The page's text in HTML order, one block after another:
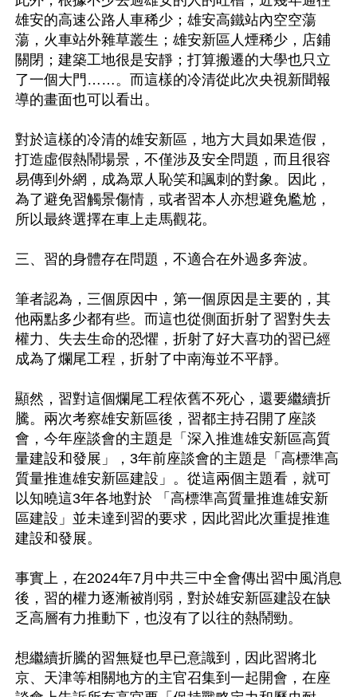
雄安的高速公路人車稀少；雄安高鐵站內空空蕩
蕩，火車站外雜草叢生；雄安新區人煙稀少，店鋪
關閉；建築工地很是安靜；打算搬遷的大學也只立
了一個大門……。而這樣的冷清從此次央視新聞報
導的畫面也可以看出。
對於這樣的冷清的雄安新區，地方大員如果造假，
打造虛假熱鬧場景，不僅涉及安全問題，而且很容
易傳到外網，成為眾人恥笑和諷刺的對象。因此，
為了避免習觸景傷情，或者習本人亦想避免尷尬，
所以最終選擇在車上走馬觀花。
三、習的身體存在問題，不適合在外過多奔波。
筆者認為，三個原因中，第一個原因是主要的，其
他兩點多少都有些。而這也從側面折射了習對失去
權力、失去生命的恐懼，折射了好大喜功的習已經
成為了爛尾工程，折射了中南海並不平靜。
顯然，習對這個爛尾工程依舊不死心，還要繼續折
騰。兩次考察雄安新區後，習都主持召開了座談
會，今年座談會的主題是「深入推進雄安新區高質
量建設和發展」，3年前座談會的主題是「高標準高
質量推進雄安新區建設」。從這兩個主題看，就可
以知曉這3年各地對於 「高標準高質量推進雄安新
區建設」並未達到習的要求，因此習此次重提推進
建設和發展。
事實上，在2024年7月中共三中全會傳出習中風消息
後，習的權力逐漸被削弱，對於雄安新區建設在缺
乏高層有力推動下，也沒有了以往的熱鬧勁。
想繼續折騰的習無疑也早已意識到，因此習將北
京、天津等相關地方的主官召集到一起開會，在座